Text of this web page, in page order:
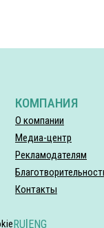
КОМПАНИЯ
О компании
Медиа-центр
Рекламодателям
Контакты
RU|ENG